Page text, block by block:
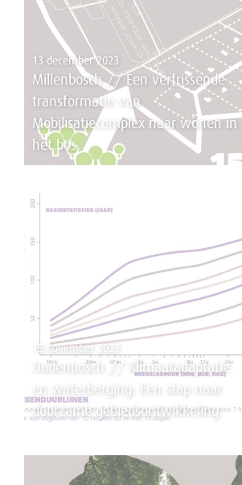
13 december 2023
Millenbosch // Een verfrissende
transformatie van
Mobilisatiecomplex naar wonen in
het bos
15 november 2023
Oudenbosch // Klimaatadaptatie
en waterberging: Een stap naar
duurzame gebiedsontwikkeling